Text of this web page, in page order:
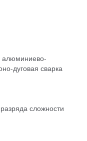
алюминиево-
дуговая сварка
сложности